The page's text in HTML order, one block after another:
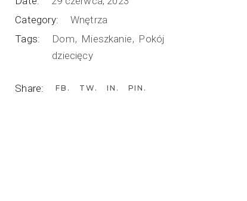
Category:
Wnętrza
Tags:
Dom Mieszkanie Pokój
dziecięcy
Share: FB TW IN PIN